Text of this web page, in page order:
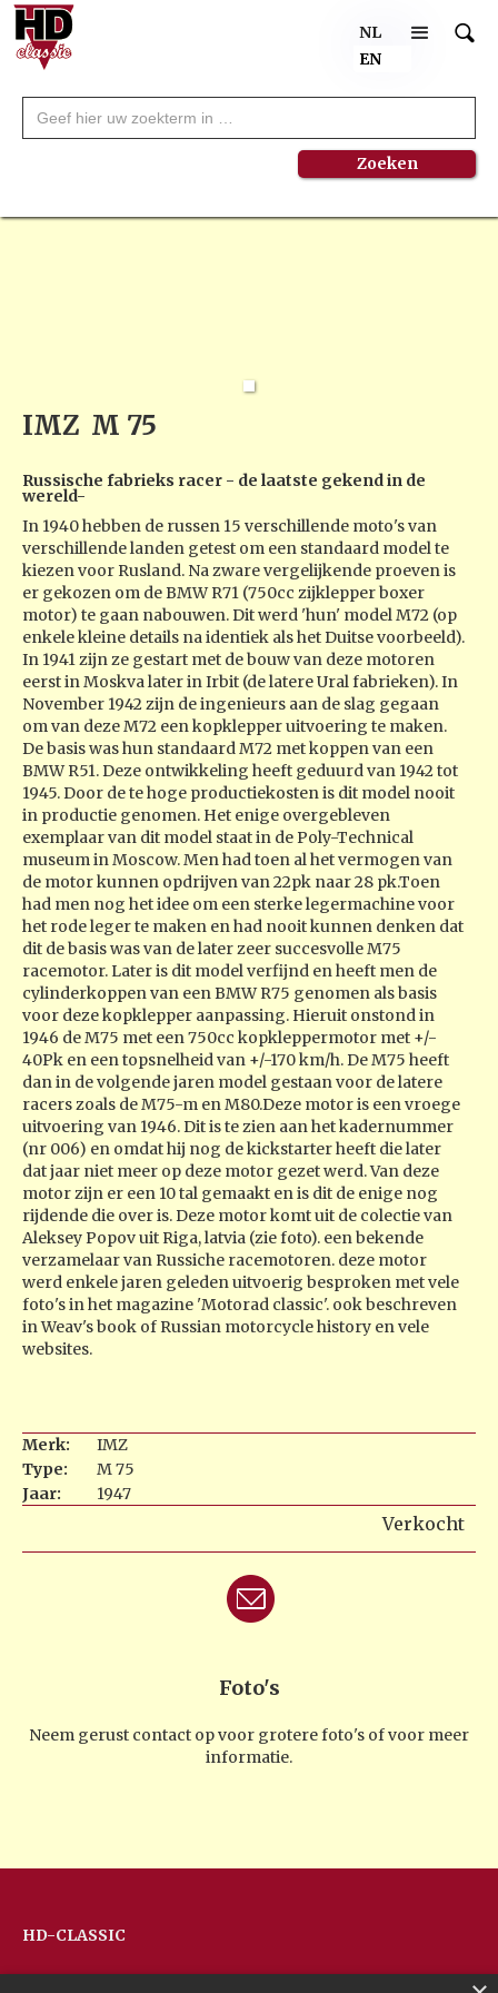
NL
EN
IMZ M 75
Russische fabrieks racer - de laatste gekend in de
wereld-
In 1940 hebben de russen 15 verschillende moto's van
verschillende landen getest om een standaard model te
kiezen voor Rusland. Na zware vergelijkende proeven is
er gekozen om de BMW R71 (750cc zijklepper boxer
motor) te gaan nabouwen. Dit werd 'hun' model M72 (op
enkele kleine details na identiek als het Duitse voorbeeld).
In 1941 zijn ze gestart met de bouw van deze motoren
eerst in Moskva later in Irbit (de latere Ural fabrieken). In
November 1942 zijn de ingenieurs aan de slag gegaan
om van deze M72 een kopklepper uitvoering te maken.
De basis was hun standaard M72 met koppen van een
BMW R51. Deze ontwikkeling heeft geduurd van 1942 tot
1945. Door de te hoge productiekosten is dit model nooit
in productie genomen. Het enige overgebleven
exemplaar van dit model staat in de Poly-Technical
museum in Moscow. Men had toen al het vermogen van
de motor kunnen opdrijven van 22pk naar 28 pk.Toen
had men nog het idee om een sterke legermachine voor
het rode leger te maken en had nooit kunnen denken dat
dit de basis was van de later zeer succesvolle M75
racemotor. Later is dit model verfijnd en heeft men de
cylinderkoppen van een BMW R75 genomen als basis
voor deze kopklepper aanpassing. Hieruit onstond in
1946 de M75 met een 750cc kopkleppermotor met +/-
40Pk en een topsnelheid van +/-170 km/h. De M75 heeft
dan in de volgende jaren model gestaan voor de latere
racers zoals de M75-m en M80.Deze motor is een vroege
uitvoering van 1946. Dit is te zien aan het kadernummer
(nr 006) en omdat hij nog de kickstarter heeft die later
dat jaar niet meer op deze motor gezet werd. Van deze
motor zijn er een 10 tal gemaakt en is dit de enige nog
rijdende die over is. Deze motor komt uit de colectie van
Aleksey Popov uit Riga, latvia (zie foto). een bekende
verzamelaar van Russiche racemotoren. deze motor
werd enkele jaren geleden uitvoerig besproken met vele
foto's in het magazine 'Motorad classic'. ook beschreven
in Weav's book of Russian motorcycle history en vele
websites.
Merk:
IMZ
Type:
M 75
Jaar:
1947
Verkocht
Foto's
Neem gerust contact op voor grotere foto's of voor meer
informatie.
HD-CLASSIC
Hans Devos